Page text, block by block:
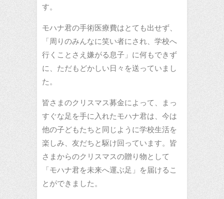
す。
モハナ君の手術医療費はとても出せず、
「周りのみんなに笑い者にされ、学校へ
行くことさえ嫌がる息子」に何もできず
に、ただもどかしい日々を送っていまし
た。
皆さまのクリスマス募金によって、まっ
すぐな足を手に入れたモハナ君は、今は
他の子どもたちと同じように学校生活を
楽しみ、友だちと駆け回っています。皆
さまからのクリスマスの贈り物として
「モハナ君を未来へ運ぶ足」を届けるこ
とができました。